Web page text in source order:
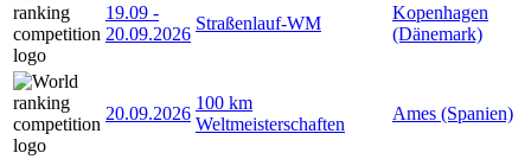
19.09 -
20.09.2026
Straßenlauf-WM
Kopenhagen
(Dänemark)
20.09.2026
100 km
Weltmeisterschaften
Ames (Spanien)